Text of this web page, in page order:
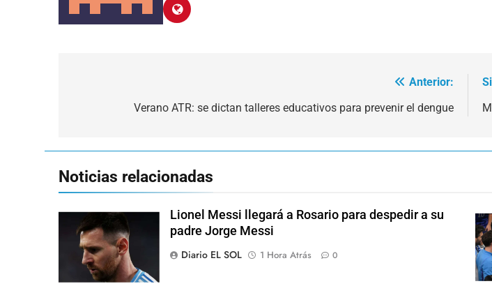
Anterior:
Verano ATR: se dictan talleres educativos para prevenir el dengue
Noticias relacionadas
Lionel Messi llegará a Rosario para despedir a su
padre Jorge Messi
Diario EL SOL
1 Hora Atrás 0